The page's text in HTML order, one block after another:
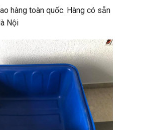
hàng toàn quốc. Hàng có sẵn
Nội